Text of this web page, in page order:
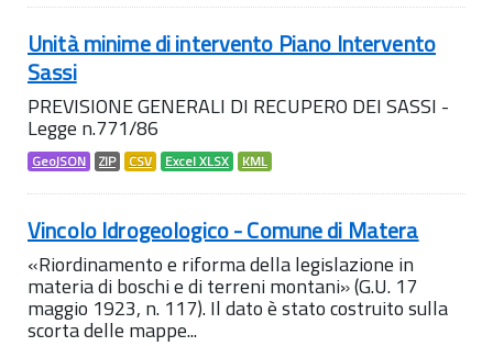
Unità minime di intervento Piano Intervento
Sassi
PREVISIONE GENERALI DI RECUPERO DEI SASSI -
Legge n.771/86
GeoJSON ZIP CSV Excel XLSX KML
Vincolo Idrogeologico - Comune di Matera
«Riordinamento e riforma della legislazione in
materia di boschi e di terreni montani» (G.U. 17
maggio 1923, n. 117). Il dato è stato costruito sulla
scorta delle mappe...